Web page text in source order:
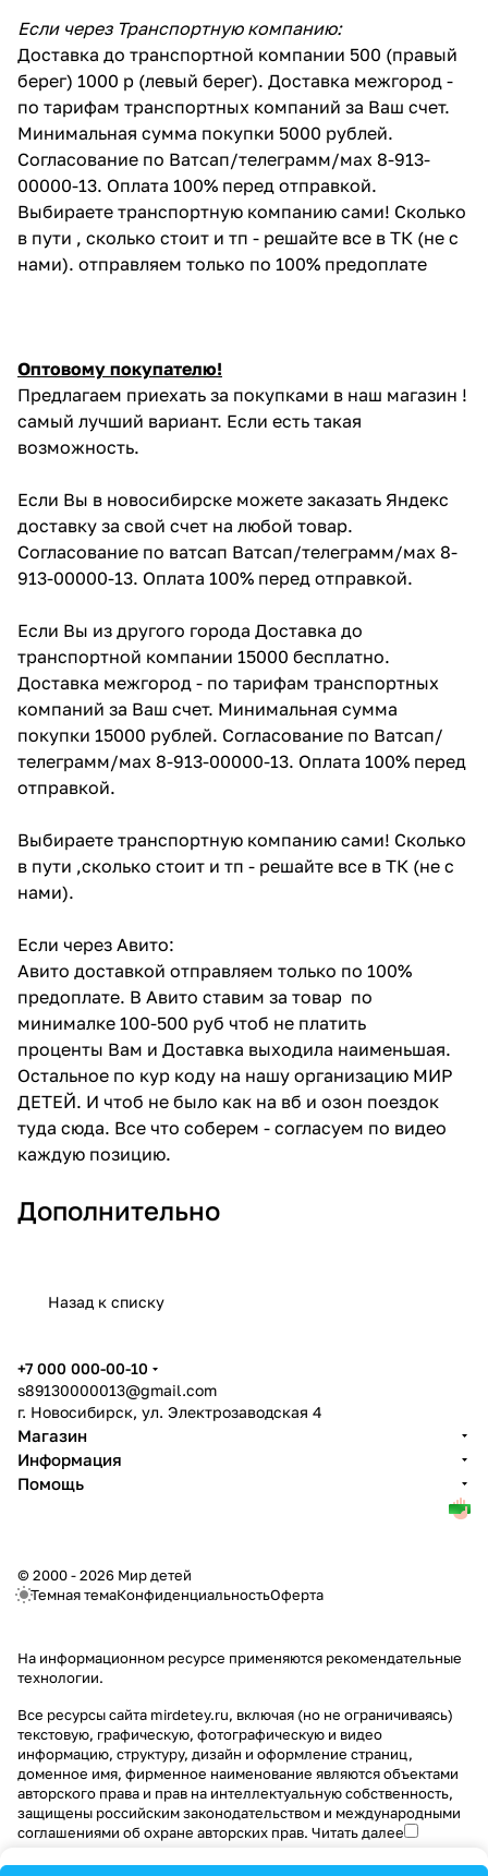
Если через Транспортную компанию:
Доставка до транспортной компании 500 (правый
берег) 1000 р (левый берег). Доставка межгород -
по тарифам транспортных компаний за Ваш счет.
Минимальная сумма покупки 5000 рублей.
Согласование по Ватсап/телеграмм/мах 8-913-
00000-13. Оплата 100% перед отправкой.
Выбираете транспортную компанию сами! Сколько
в пути , сколько стоит и тп - решайте все в ТК (не с
нами). отправляем только по 100% предоплате
Оптовому покупателю!
Предлагаем приехать за покупками в наш магазин !
самый лучший вариант. Если есть такая
возможность.
Если Вы в новосибирске можете заказать Яндекс
доставку за свой счет на любой товар.
Согласование по ватсап Ватсап/телеграмм/мах 8-
913-00000-13. Оплата 100% перед отправкой.
Если Вы из другого города Доставка до
транспортной компании 15000 бесплатно.
Доставка межгород - по тарифам транспортных
компаний за Ваш счет. Минимальная сумма
покупки 15000 рублей. Согласование по Ватсап/
телеграмм/мах 8-913-00000-13. Оплата 100% перед
отправкой.
Выбираете транспортную компанию сами! Сколько
в пути ,сколько стоит и тп - решайте все в ТК (не с
нами).
Если через Авито:
Авито доставкой отправляем только по 100%
предоплате. В Авито ставим за товар по
минималке 100-500 руб чтоб не платить
проценты Вам и Доставка выходила наименьшая.
Остальное по кур коду на нашу организацию МИР
ДЕТЕЙ. И чтоб не было как на вб и озон поездок
туда сюда. Все что соберем - согласуем по видео
каждую позицию.
Дополнительно
Назад к списку
+7 000 000-00-10
s89130000013@gmail.com
г. Новосибирск, ул. Электрозаводская 4
Магазин
Информация
Помощь
© 2000 - 2026 Мир детей
Темная темаКонфиденциальностьОферта
На информационном ресурсе применяются рекомендательные
технологии.
Все ресурсы сайта mirdetey.ru, включая (но не ограничиваясь)
текстовую, графическую, фотографическую и видео
информацию, структуру, дизайн и оформление страниц,
доменное имя, фирменное наименование являются объектами
авторского права и прав на интеллектуальную собственность,
защищены российским законодательством и международными
соглашениями об охране авторских прав. Читать далее